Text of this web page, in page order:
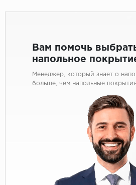
Вам помочь
напольное
Менеджер, который знает о
больше, чем напольные